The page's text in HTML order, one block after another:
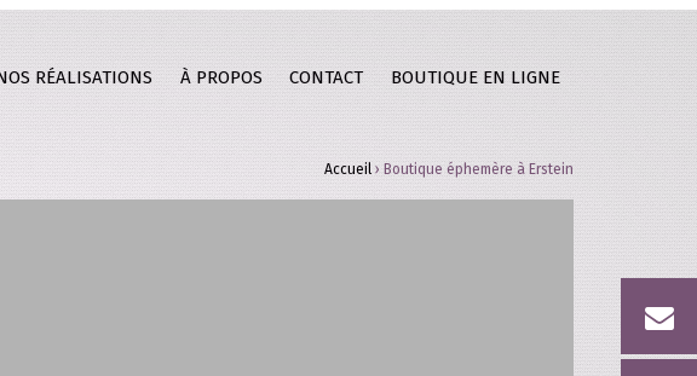
RÉALISATIONS À PROPOS CONTACT BOUTIQUE EN LIGNE
Accueil › Boutique éphemère à Erstein